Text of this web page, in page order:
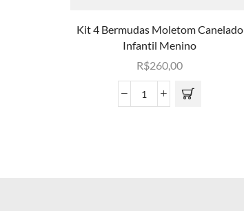
Kit 4 Bermudas Moletom Canelado
Infantil Menino
R$260,00